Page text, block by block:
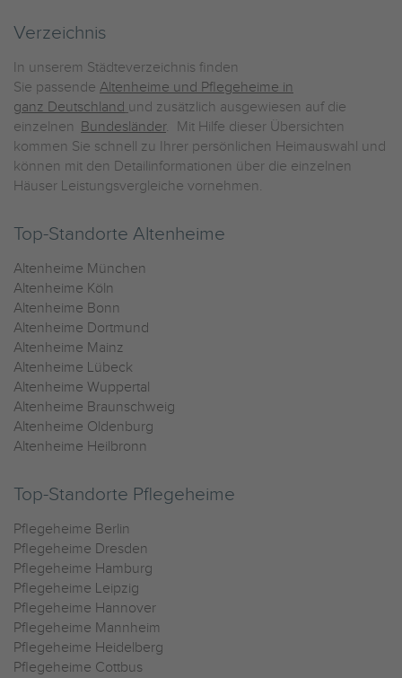
Verzeichnis
In unserem Städteverzeichnis finden
Sie passende Altenheime und Pflegeheime in
ganz Deutschland und zusätzlich ausgewiesen auf die
einzelnen Bundesländer. Mit Hilfe dieser Übersichten
kommen Sie schnell zu Ihrer persönlichen Heimauswahl und
können mit den Detailinformationen über die einzelnen
Häuser Leistungsvergleiche vornehmen.
Top-Standorte Altenheime
Altenheime München
Altenheime Köln
Altenheime Bonn
Altenheime Dortmund
Altenheime Mainz
Altenheime Lübeck
Altenheime Wuppertal
Altenheime Braunschweig
Altenheime Oldenburg
Altenheime Heilbronn
Top-Standorte Pflegeheime
Pflegeheime Berlin
Pflegeheime Dresden
Pflegeheime Hamburg
Pflegeheime Leipzig
Pflegeheime Hannover
Pflegeheime Mannheim
Pflegeheime Heidelberg
Pflegeheime Cottbus